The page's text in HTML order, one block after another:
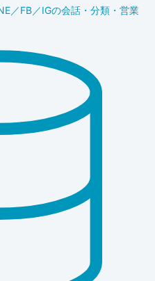
／FB／IGの会話・分類・営業